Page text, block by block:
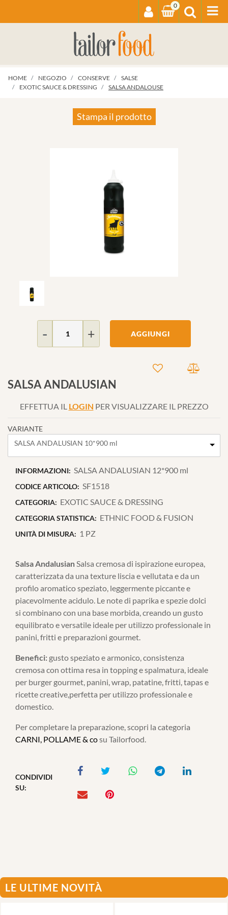
0
HOME NEGOZIO CONSERVE
SALSE
EXOTIC SAUCE & DRESSING
SALSA ANDALOUSE
Stampa il prodotto
AGGIUNGI
SALSA ANDALUSIAN
EFFETTUA IL LOGIN PER VISUALIZZARE IL PREZZO
VARIANTE
SALSA ANDALUSIAN 10*900 ml
INFORMAZIONI: SALSA ANDALUSIAN 12*900 ml
CODICE ARTICOLO: SF1518
CATEGORIA: EXOTIC SAUCE & DRESSING
CATEGORIA STATISTICA: ETHNIC FOOD & FUSION
UNITÀ DI MISURA: 1 PZ
Salsa AndalusianSalsa cremosa di ispirazione europea,
caratterizzata da una texture liscia e vellutata e da un
profilo aromatico speziato, leggermente piccante e
piacevolmente acidulo. Le note di paprika e spezie dolci
si combinano con una base morbida, creando un gusto
equilibrato e versatile ideale per utilizzo professionale in
panini, fritti e preparazioni gourmet.
Benefici: gusto speziato e armonico, consistenza
cremosa con ottima resa in topping e spalmatura, ideale
per burger gourmet, panini, wrap, patatine, fritti, tapas e
ricette creative,perfetta per utilizzo professionale e
domestico.
Per completare la preparazione, scopri la categoria
CARNI, POLLAME & cosu Tailorfood.
CONDIVIDI
SU:
LE ULTIME NOVITÀ